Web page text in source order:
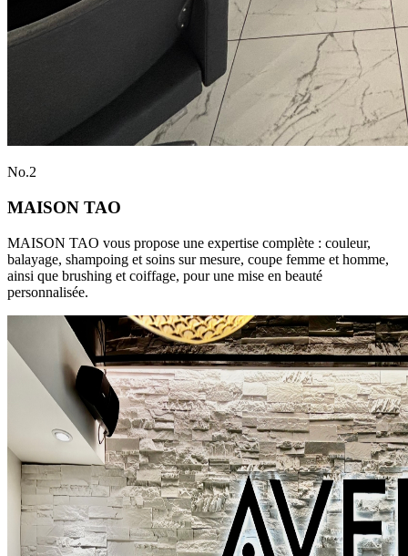
No.2
MAISON TAO
MAISON TAO vous propose une expertise complète : couleur,
balayage, shampoing et soins sur mesure, coupe femme et homme,
ainsi que brushing et coiffage, pour une mise en beauté
personnalisée.